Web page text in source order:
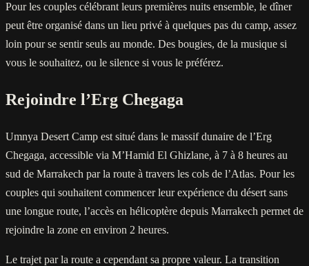
Pour les couples célébrant leurs premières nuits ensemble, le dîner
peut être organisé dans un lieu privé à quelques pas du camp, assez
loin pour se sentir seuls au monde. Des bougies, de la musique si
vous le souhaitez, ou le silence si vous le préférez.
Rejoindre l’Erg Chegaga
Umnya Desert Camp est situé dans le massif dunaire de l’Erg
Chegaga, accessible via M’Hamid El Ghizlane, à 7 à 8 heures au
sud de Marrakech par la route à travers les cols de l’Atlas. Pour les
couples qui souhaitent commencer leur expérience du désert sans
une longue route, l’accès en hélicoptère depuis Marrakech permet de
rejoindre la zone en environ 2 heures.
Le trajet par la route a cependant sa propre valeur. La transition